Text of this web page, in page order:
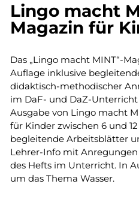
Lingo macht
Magazin für
Das „Lingo macht MINT“-
Auflage inklusive
didaktisch-methodischer
im DaF- und DaZ-
Ausgabe von Lingo macht
für Kinder zwischen 6 und
begleitende Arbeitsblätter
Lehrer-Info mit
des Hefts im Unterricht. In
um das Thema Wasser.